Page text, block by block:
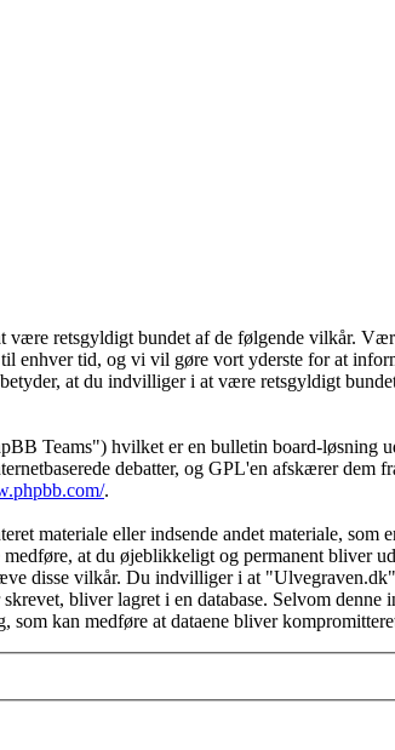
retsgyldigt bundet af de følgende vilkår.
enhver tid, og vi vil gøre vort yderste for at
at du indvilliger i at være retsgyldigt
Teams") hvilket er en bulletin board-løsning
debatter, og GPL'en afskærer dem
.
materiale eller indsende andet materiale, som
at du øjeblikkeligt og permanent bliver
disse vilkår. Du indvilliger i at
bliver lagret i en database. Selvom
kan medføre at dataene bliver